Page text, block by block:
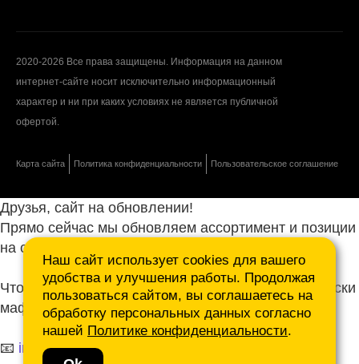
2020-2026 Все права защищены. Информация на данном
интернет-сайте носит исключительно информационный
характер и ни при каких условиях не является публичной
офертой.
Карта сайта Политика конфиденциальности Пользовательское соглашение
Наш сайт использует cookies для вашего
удобства и улучшения работы. Продолжая
пользоваться сайтом, вы соглашаетесь на
обработку персональных данных согласно
нашей Политике конфиденциальности.
Друзья, сайт на обновлении!
Прямо сейчас мы обновляем ассортимент и позиции
на сайте.
Чтобы не ждать, присылайте ваши запросы и списки
маф нам на почту.
📧 info@mafmasterfibre.ru